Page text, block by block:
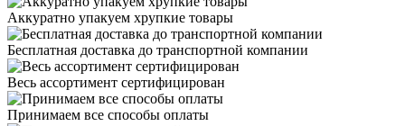
Аккуратно упакуем хрупкие товары
Бесплатная доставка до транспортной компании
Весь ассортимент сертифицирован
Принимаем все способы оплаты